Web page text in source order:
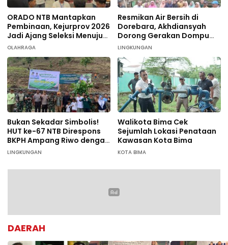
ORADO NTB Mantapkan
Pembinaan, Kejurprov 2026
Jadi Ajang Seleksi Menuju
Nasional
OLAHRAGA
Resmikan Air Bersih di
Dorebara, Akhdiansyah
Dorong Gerakan Dompu
Hijau
LINGKUNGAN
Bukan Sekadar Simbolis!
HUT ke-67 NTB Direspons
BKPH Ampang Riwo dengan
Aksi Tanam Pohon Massal
LINGKUNGAN
Walikota Bima Cek
Sejumlah Lokasi Penataan
Kawasan Kota Bima
KOTA BIMA
DAERAH